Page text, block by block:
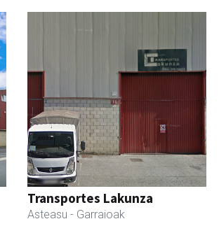
Transportes Lakunza
Asteasu - Garraioak